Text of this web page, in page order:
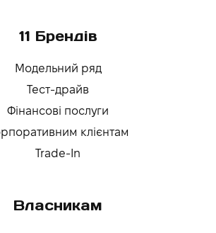
11 Брендів
Модельний ряд
Тест-драйв
Фінансові послуги
клієнтам
Trade-In
Власникам